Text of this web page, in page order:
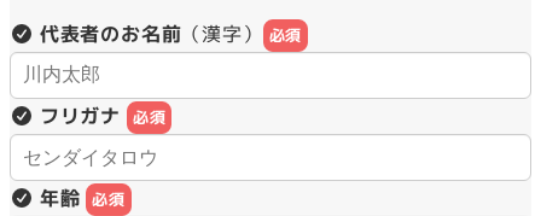
代表者のお名前 （漢字） 必須
フリガナ 必須
年齢 必須